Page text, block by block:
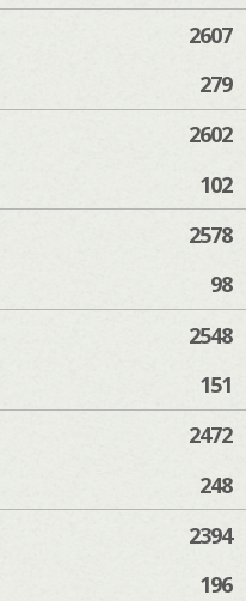
2607
279
2602
102
2578
98
2548
151
2472
248
2394
196